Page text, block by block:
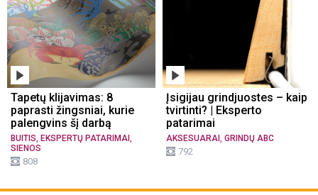
Tapetų klijavimas: 8
paprasti žingsniai, kurie
palengvins šį darbą
BUITIS, EKSPERTŲ PATARIMAI ,
SIENOS
808
Įsigijau grindjuostes – kaip
tvirtinti? | Eksperto
patarimai
AKSESUARAI , GRINDŲ ABC
792